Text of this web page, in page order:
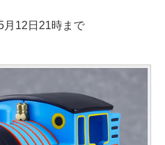
月12日21時まで